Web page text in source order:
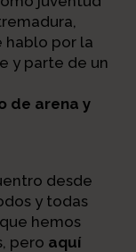
hablo por la
y parte de un
de arena y
desde
y todas
hemos
pero aquí